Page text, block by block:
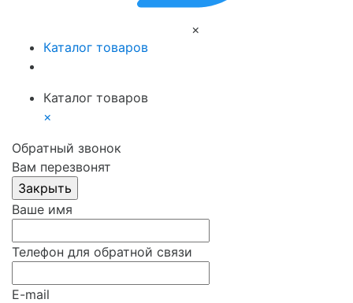
×
Каталог товаров
Каталог товаров
×
Обратный звонок
Вам перезвонят
Ваше имя
Телефон для обратной связи
E-mail